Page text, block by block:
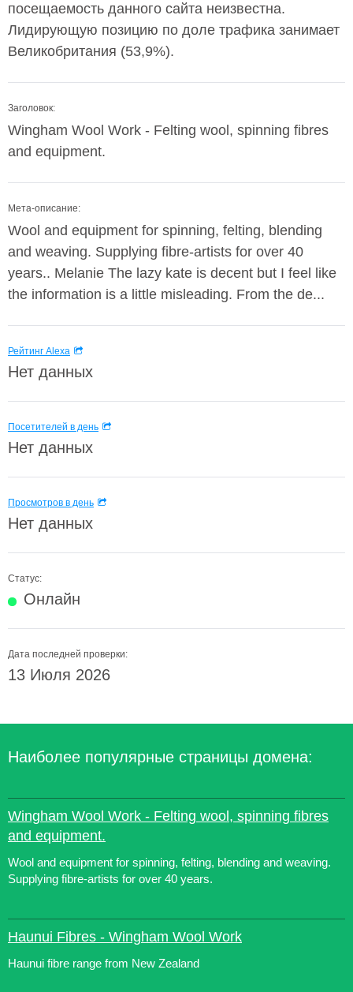
посещаемость данного сайта неизвестна.
Лидирующую позицию по доле трафика занимает
Великобритания (53,9%).
Заголовок:
Wingham Wool Work - Felting wool, spinning fibres
and equipment.
Мета-описание:
Wool and equipment for spinning, felting, blending
and weaving. Supplying fibre-artists for over 40
years.. Melanie The lazy kate is decent but I feel like
the information is a little misleading. From the de...
Рейтинг Alexa
Нет данных
Посетителей в день
Нет данных
Просмотров в день
Нет данных
Статус:
Онлайн
Дата последней проверки:
13 Июля 2026
Наиболее популярные страницы домена:
Wingham Wool Work - Felting wool, spinning fibres
and equipment.
Wool and equipment for spinning, felting, blending and weaving.
Supplying fibre-artists for over 40 years.
Haunui Fibres - Wingham Wool Work
Haunui fibre range from New Zealand